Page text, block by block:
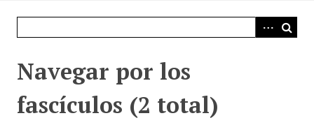
Navegar por los
fascículos (2 total)